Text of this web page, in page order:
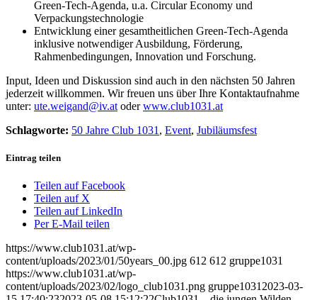
Green-Tech-Agenda, u.a. Circular Economy und
Verpackungstechnologie
Entwicklung einer gesamtheitlichen Green-Tech-Agenda
inklusive notwendiger Ausbildung, Förderung,
Rahmenbedingungen, Innovation und Forschung.
Input, Ideen und Diskussion sind auch in den nächsten 50 Jahren
jederzeit willkommen. Wir freuen uns über Ihre Kontaktaufnahme
unter: ute.weigand@iv.at oderwww.club1031.at
Schlagworte: 50 Jahre Club 1031 , Event, Jubiläumsfest
Eintrag teilen
Teilen auf Facebook
Teilen auf X
Teilen auf LinkedIn
Per E-Mail teilen
https://www.club1031.at/wp-
content/uploads/2023/01/50years_00.jpg 612 612 gruppe1031
https://www.club1031.at/wp-
content/uploads/2023/02/logo_club1031.png gruppe1031 2023-03-